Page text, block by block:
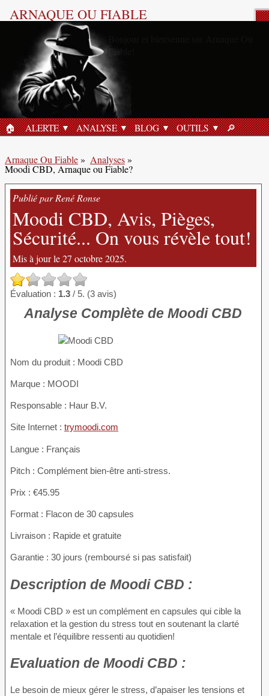
ARNAQUE OU FIABLE
ACCUEIL
🏠︎ ALERTE ANALYSE BLOG OUTILS 🔎︎
Arnaque Ou Fiable» Analyses»
Moodi CBD, Arnaque ou Fiable?
Publié par René Ronse
Moodi CBD, Avis, Pièges,
Sécurité... On vous révèle tout!
Mis à jour le 27 octobre 2025.
Évaluation : 1.3 / 5. (3 avis)
Analyse Complète de Moodi CBD
Nom du produit : Moodi CBD
Marque : MOODI
Responsable : Haur B.V.
Site Internet : trymoodi.com
Langue : Français
Pitch : Complément bien-être anti-stress.
Prix : €45.95
Format : Flacon de 30 capsules
Livraison : Rapide et gratuite
Garantie : 30 jours (remboursé si pas satisfait)
Description de Moodi CBD :
« Moodi CBD » est un complément en capsules qui cible la
relaxation et la gestion du stress tout en soutenant la clarté
mentale et l’équilibre ressenti au quotidien!
Evaluation de Moodi CBD :
Le besoin de mieux gérer le stress, d’apaiser les tensions et